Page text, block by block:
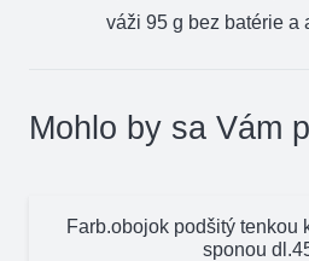
váži 95 g bez batérie a
Mohlo by sa Vám
Farb.obojok podšitý tenkou
sponou